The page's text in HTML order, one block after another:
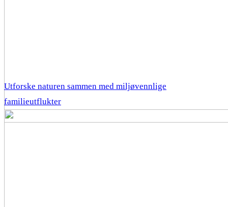
Utforske naturen sammen med miljøvennlige
familieutflukter